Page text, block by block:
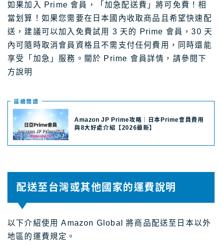
如果加入 Prime 會員，「加急配送費」將可免費！相
當划算！如果您需要在日本國內收取商品且希望快速配
送，建議可以加入免費試用 3 天的 Prime 會員，30 天
內可隨時取消會員資格且不需支付任何費用，同時還能
享受「加急」服務。關於 Prime 會員詳情，請參閱下
方說明
延續閲讀
Amazon JP Prime攻略｜日本Prime會員費用
與8大好處介紹【2026最新】
配送至台灣或其他國家的運費說明
以下介紹使用 Amazon Global 將商品配送至日本以外
地區的運費規定。